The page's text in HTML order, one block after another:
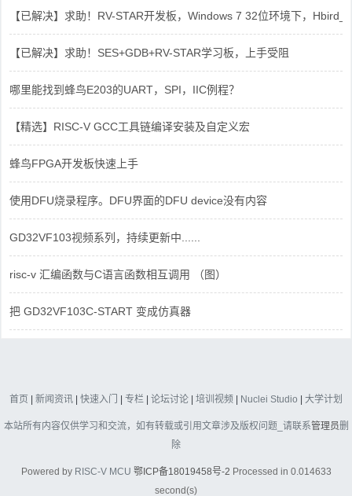
【已解决】求助！RV-STAR开发板，Windows 7 32位环境下，
【已解决】求助！SES+GDB+RV-STAR学习板，上手受阻
哪里能找到蜂鸟E203的UART，SPI，IIC例程？
【精选】RISC-V GCC工具链编译安装及自定义宏
蜂鸟FPGA开发板快速上手
使用DFU烧录程序。DFU界面的DFU device没有内容
GD32VF103视频系列，持续更新中......
risc-v 汇编函数与C语言函数相互调用 （图）
把 GD32VF103C-START 变成仿真器
首页 | 新闻资讯 | 快速入门 | 专栏 | 论坛讨论 | 培训视频 | Nuclei Studio | 大学计划
本站所有内容仅供学习和交流，如有转载或引用文章涉及版权问题_请联系管理员删
除
Powered by RISC-V MCU 鄂ICP备18019458号-2 Processed in 0.014633
second(s)